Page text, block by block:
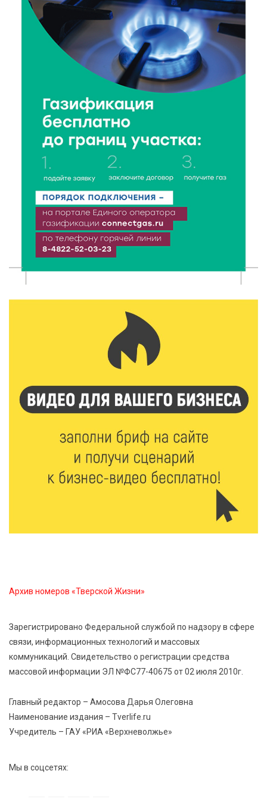
6 Авг 2026 16:41 272
В Твери пройдёт дополнительный день приёма в
колледжи
186
Исследование: ежемесячная смена категорий
кешбэка создает волны спроса
6 Авг 2026 16:28 286
Тверские «Романтики» покорили Витебск своей
хореографией
6 Авг 2026 16:08 342
Виталий Королев наградил строителей и
анонсировал новые проекты
6 Авг 2026 16:02 126
Калининские футболисты представят Тверскую
область на всероссийском марафоне «Земля
6 Авг 2026 15:48 396
Голубев проверил школы и детсады Зубцова к 1
6 Авг 2026 15:01 225
От Твери до Москвы: выставка художника
Владимира Васильева о героях СВО проходит в РГБ
ленту по мотивам басни «Карась»
6 Авг 2026 13:38 357
спортивной столицей России
Архив номеров «Тверской Жизни»
Зарегистрировано Федеральной службой по надзору в сфере
связи, информационных технологий и массовых
коммуникаций. Свидетельство о регистрации средства
массовой информации ЭЛ №ФС77-40675 от 02 июля 2010г.
Главный редактор – Амосова Дарья Олеговна
Наименование издания – Tverlife.ru
Учредитель – ГАУ «РИА «Верхневолжье»
Мы в соцсетях: